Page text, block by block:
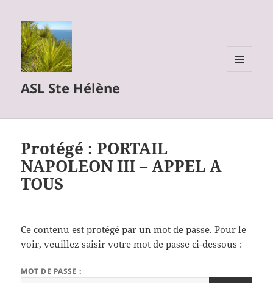
ASL Ste Hélène
Protégé : PORTAIL
NAPOLEON III – APPEL A
TOUS
Ce contenu est protégé par un mot de passe. Pour le
voir, veuillez saisir votre mot de passe ci-dessous :
MOT DE PASSE :